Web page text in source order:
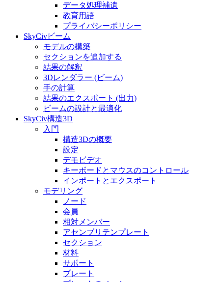
データ処理補遺
教育用語
プライバシーポリシー
SkyCivビーム
モデルの構築
セクションを追加する
結果の解釈
3Dレンダラー (ビーム)
手の計算
結果のエクスポート (出力)
ビームの設計と最適化
SkyCiv構造3D
入門
構造3Dの概要
設定
デモビデオ
キーボードとマウスのコントロール
インポートとエクスポート
モデリング
ノード
会員
相対メンバー
アセンブリテンプレート
セクション
材料
サポート
プレート